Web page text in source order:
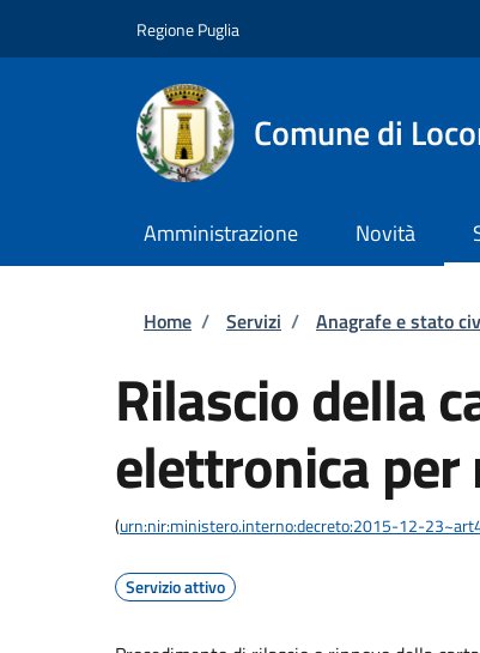
Regione Puglia
Comune di
Amministrazione Novità
Briciole di pane
Home / Servizi / Anagrafe e stato
Rilascio della
elettronica
(urn:nir:ministero.interno:decreto:2015-12-
Servizio attivo